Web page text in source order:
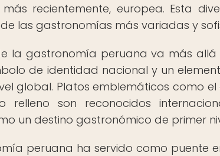
recientemente, europea. Esta
las gastronomías más variadas y
la gastronomía peruana va más
de identidad nacional y un
global. Platos emblemáticos como el
son reconocidos
un destino gastronómico de primer
peruana ha servido como puente